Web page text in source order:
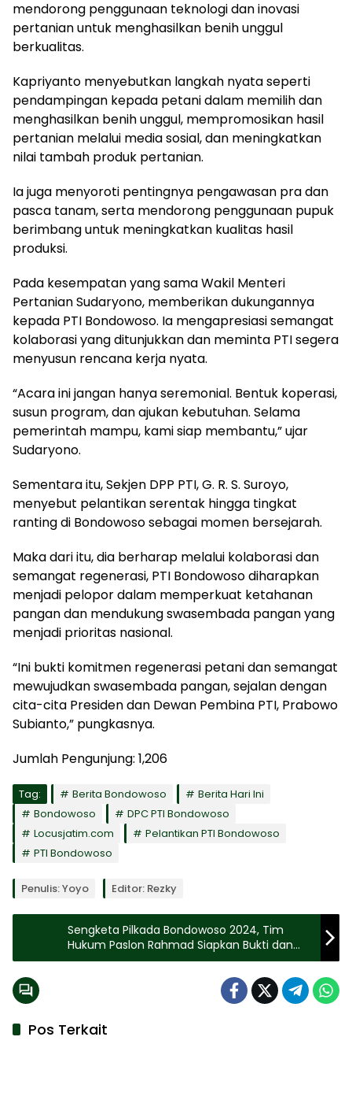
mendorong penggunaan teknologi dan inovasi
pertanian untuk menghasilkan benih unggul
berkualitas.
Kapriyanto menyebutkan langkah nyata seperti
pendampingan kepada petani dalam memilih dan
menghasilkan benih unggul, mempromosikan hasil
pertanian melalui media sosial, dan meningkatkan
nilai tambah produk pertanian.
Ia juga menyoroti pentingnya pengawasan pra dan
pasca tanam, serta mendorong penggunaan pupuk
berimbang untuk meningkatkan kualitas hasil
produksi.
Pada kesempatan yang sama Wakil Menteri
Pertanian Sudaryono, memberikan dukungannya
kepada PTI Bondowoso. Ia mengapresiasi semangat
kolaborasi yang ditunjukkan dan meminta PTI segera
menyusun rencana kerja nyata.
“Acara ini jangan hanya seremonial. Bentuk koperasi,
susun program, dan ajukan kebutuhan. Selama
pemerintah mampu, kami siap membantu,” ujar
Sudaryono.
Sementara itu, Sekjen DPP PTI, G. R. S. Suroyo,
menyebut pelantikan serentak hingga tingkat
ranting di Bondowoso sebagai momen bersejarah.
Maka dari itu, dia berharap melalui kolaborasi dan
semangat regenerasi, PTI Bondowoso diharapkan
menjadi pelopor dalam memperkuat ketahanan
pangan dan mendukung swasembada pangan yang
menjadi prioritas nasional.
“Ini bukti komitmen regenerasi petani dan semangat
mewujudkan swasembada pangan, sejalan dengan
cita-cita Presiden dan Dewan Pembina PTI, Prabowo
Subianto,” pungkasnya.
Jumlah Pengunjung: 1,206
Tag: Berita Bondowoso
Berita Hari Ini
Bondowoso
DPC PTI Bondowoso
Locusjatim.com
Pelantikan PTI Bondowoso
PTI Bondowoso
Penulis: Yoyo Editor: Rezky
Sengketa Pilkada Bondowoso 2024, Tim
Hukum Paslon Rahmad Siapkan Bukti dan
Saksi Persidangan
Pos Terkait